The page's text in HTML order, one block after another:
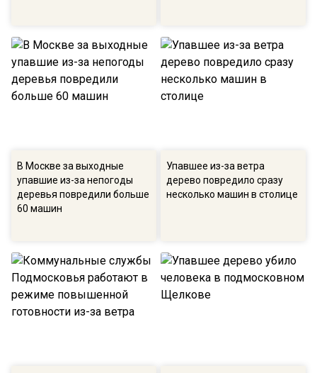
В Москве за выходные
упавшие из-за непогоды
деревья повредили больше
60 машин
Упавшее из-за ветра
дерево повредило сразу
несколько машин в столице